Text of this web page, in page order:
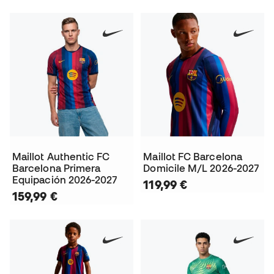
Maillot Authentic FC
Barcelona Primera
Equipación 2026-2027
159,99 €
Maillot FC Barcelona
Domicile M/L 2026-2027
119,99 €